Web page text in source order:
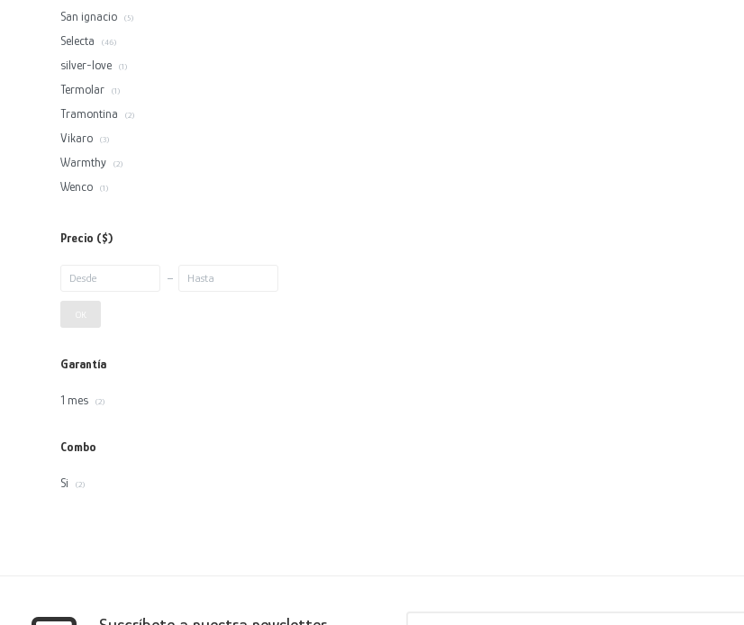
San ignacio (5)
Selecta (46)
silver-love (1)
Termolar (1)
Tramontina (2)
Vikaro (3)
Warmthy (2)
Wenco (1)
Precio ($)
Garantía
1 mes (2)
Combo
Si (2)